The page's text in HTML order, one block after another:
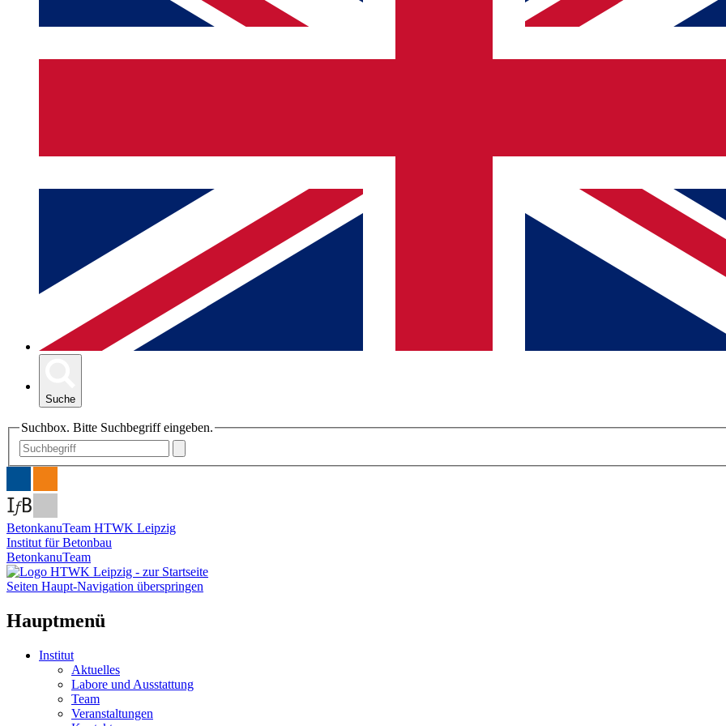
Suche
Suchbox. Bitte Suchbegriff eingeben.
BetonkanuTeam HTWK Leipzig
Institut für Betonbau
BetonkanuTeam
Seiten Haupt-Navigation überspringen
Hauptmenü
Institut
Aktuelles
Labore und Ausstattung
Team
Veranstaltungen